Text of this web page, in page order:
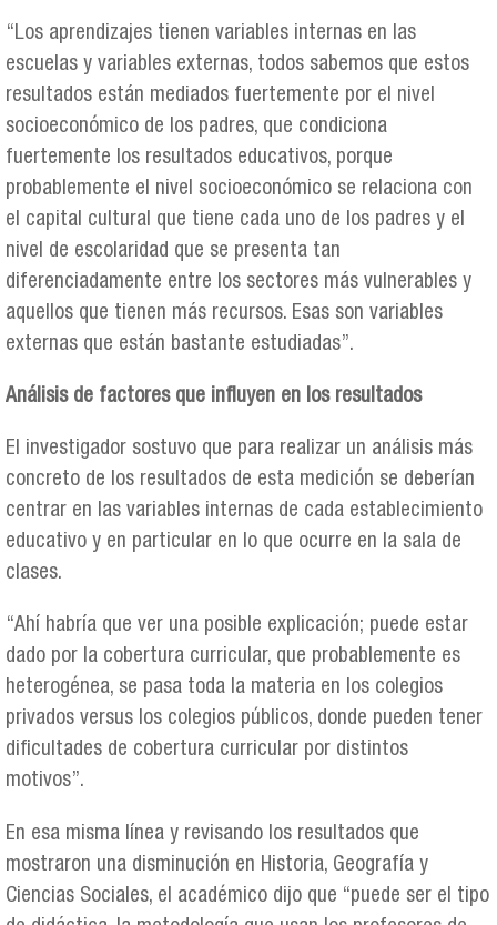
“Los aprendizajes tienen variables internas en las
escuelas y variables externas, todos sabemos que estos
resultados están mediados fuertemente por el nivel
socioeconómico de los padres, que condiciona
fuertemente los resultados educativos, porque
probablemente el nivel socioeconómico se relaciona con
el capital cultural que tiene cada uno de los padres y el
nivel de escolaridad que se presenta tan
diferenciadamente entre los sectores más vulnerables y
aquellos que tienen más recursos. Esas son variables
externas que están bastante estudiadas”.
Análisis de factores que influyen en los resultados
El investigador sostuvo que para realizar un análisis más
concreto de los resultados de esta medición se deberían
centrar en las variables internas de cada establecimiento
educativo y en particular en lo que ocurre en la sala de
clases.
“Ahí habría que ver una posible explicación; puede estar
dado por la cobertura curricular, que probablemente es
heterogénea, se pasa toda la materia en los colegios
privados versus los colegios públicos, donde pueden tener
dificultades de cobertura curricular por distintos
motivos”.
En esa misma línea y revisando los resultados que
mostraron una disminución en Historia, Geografía y
Ciencias Sociales, el académico dijo que “puede ser el tipo